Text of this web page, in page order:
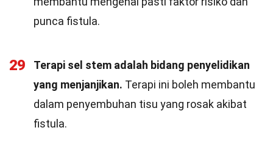
punca fistula.
29
Terapi sel stem adalah bidang penyelidikan
yang menjanjikan. Terapi ini boleh membantu
dalam penyembuhan tisu yang rosak akibat
fistula.